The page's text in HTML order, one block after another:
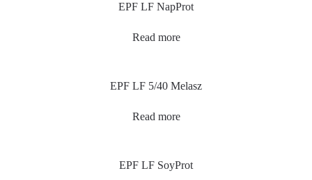
EPF LF NapProt
Read more
EPF LF 5/40 Melasz
Read more
EPF LF SoyProt